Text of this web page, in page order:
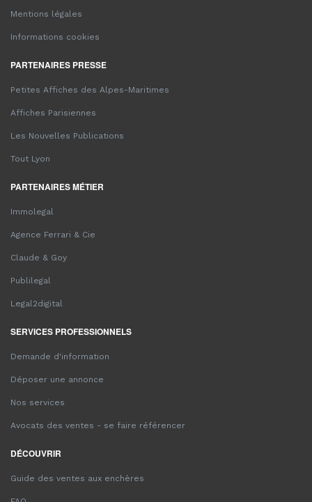
Mentions légales
Informations cookies
PARTENAIRES PRESSE
Petites Affiches des Alpes-Maritimes
Affiches Parisiennes
Les Nouvelles Publications
Tout Lyon
PARTENAIRES MÉTIER
Immolegal
Agence Ferrari & Cie
Claude & Goy
Publilegal
Legal2digital
SERVICES PROFESSIONNELS
Demande d'information
Déposer une annonce
Nos services
Avocats des ventes - se faire référencer
DÉCOUVRIR
Guide des ventes aux enchères